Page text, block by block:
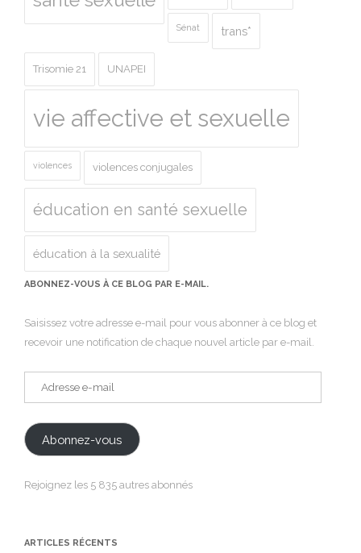
Sénat trans*
Trisomie 21 UNAPEI
vie affective et sexuelle
violences violences conjugales
éducation en santé sexuelle
éducation à la sexualité
ABONNEZ-VOUS À CE BLOG PAR E-MAIL.
Saisissez votre adresse e-mail pour vous abonner à ce blog et
recevoir une notification de chaque nouvel article par e-mail.
Abonnez-vous
Rejoignez les 5 835 autres abonnés
ARTICLES RÉCENTS